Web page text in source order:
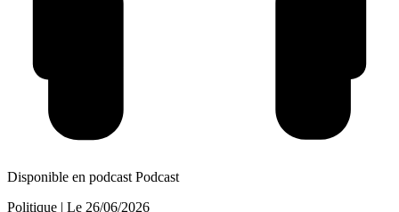
Disponible en podcast Podcast
Politique | Le 26/06/2026